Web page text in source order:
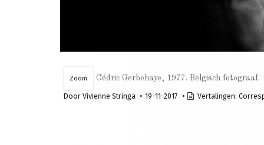
Zoom Cédric Gerbehaye, 1977. Belgisch fotograaf.
Door Vivienne Stringa 19-11-2017 Vertalingen: